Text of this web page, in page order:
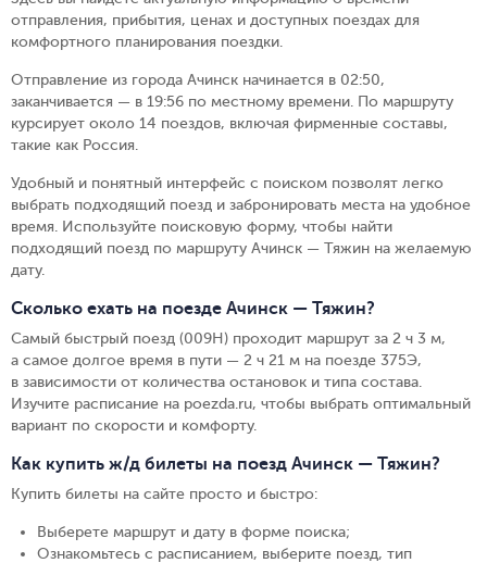
отправления, прибытия, ценах и доступных поездах для
комфортного планирования поездки.
Отправление из города Ачинск начинается в 02:50,
заканчивается — в 19:56 по местному времени. По маршруту
курсирует около 14 поездов, включая фирменные составы,
такие как Россия.
Удобный и понятный интерфейс с поиском позволят легко
выбрать подходящий поезд и забронировать места на удобное
время. Используйте поисковую форму, чтобы найти
подходящий поезд по маршруту Ачинск — Тяжин на желаемую
дату.
Сколько ехать на поезде Ачинск — Тяжин?
Самый быстрый поезд (009Н) проходит маршрут за 2 ч 3 м,
а самое долгое время в пути — 2 ч 21 м на поезде 375Э,
в зависимости от количества остановок и типа состава.
Изучите расписание на poezda.ru, чтобы выбрать оптимальный
вариант по скорости и комфорту.
Как купить ж/д билеты на поезд Ачинск — Тяжин?
Купить билеты на сайте просто и быстро:
Выберете маршрут и дату в форме поиска;
Ознакомьтесь с расписанием, выберите поезд, тип